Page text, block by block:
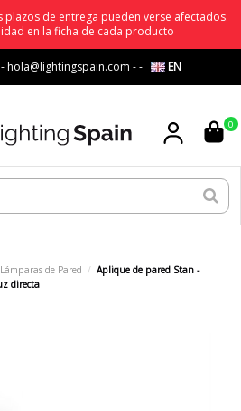
plazos de entrega pueden verse afectados.
en la ficha de cada producto
hola@lightingspain.com -- EN
0
Lámparas de Pared
Aplique de pared Stan -
directa